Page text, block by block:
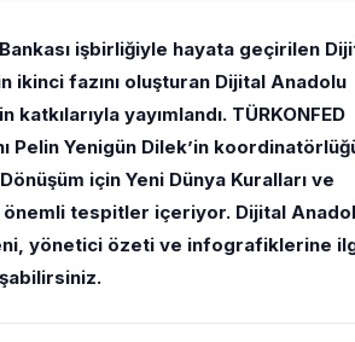
Bankası işbirliğiyle hayata geçirilen
ikinci fazını oluşturan Dijital Anadolu
katkılarıyla yayımlandı. TÜRKONFED
Pelin Yenigün Dilek’in
için Yeni Dünya Kuralları ve
önemli tespitler içeriyor. Dijital
yönetici özeti ve infografiklerine